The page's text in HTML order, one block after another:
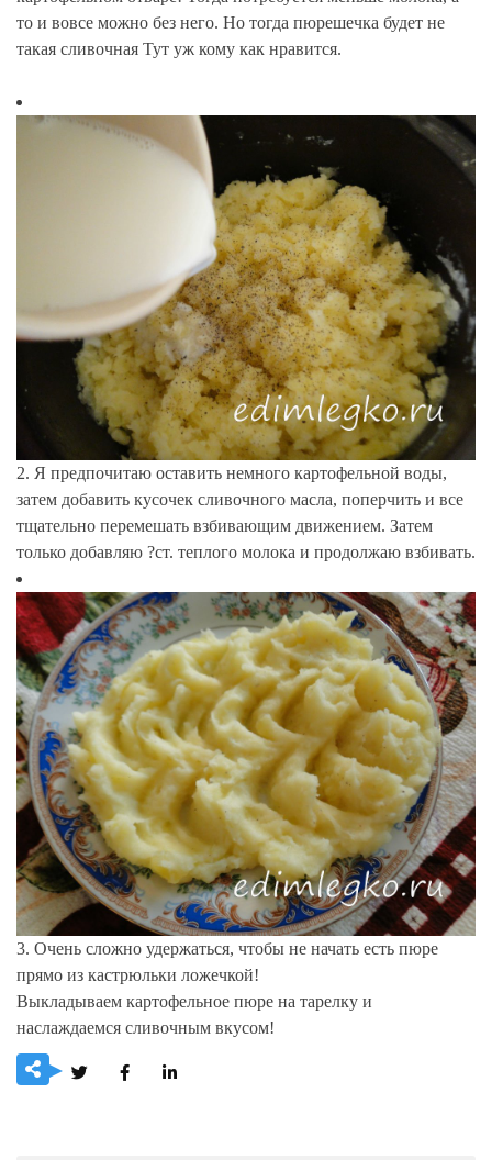
то и вовсе можно без него. Но тогда пюрешечка будет не
такая сливочная Тут уж кому как нравится.
2. Я предпочитаю оставить немного картофельной воды,
затем добавить кусочек сливочного масла, поперчить и все
тщательно перемешать взбивающим движением. Затем
только добавляю ?ст. теплого молока и продолжаю взбивать.
3. Очень сложно удержаться, чтобы не начать есть пюре
прямо из кастрюльки ложечкой!
Выкладываем картофельное пюре на тарелку и
наслаждаемся сливочным вкусом!